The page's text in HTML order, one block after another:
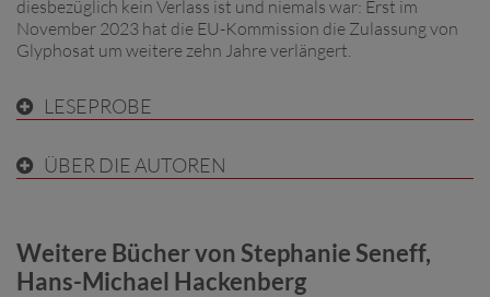
diesbezüglich kein Verlass ist und niemals war: Erst im
November 2023 hat die EU-Kommission die Zulassung von
Glyphosat um weitere zehn Jahre verlängert.
LESEPROBE
ÜBER DIE AUTOREN
Weitere Bücher von Stephanie Seneff,
Hans-Michael Hackenberg